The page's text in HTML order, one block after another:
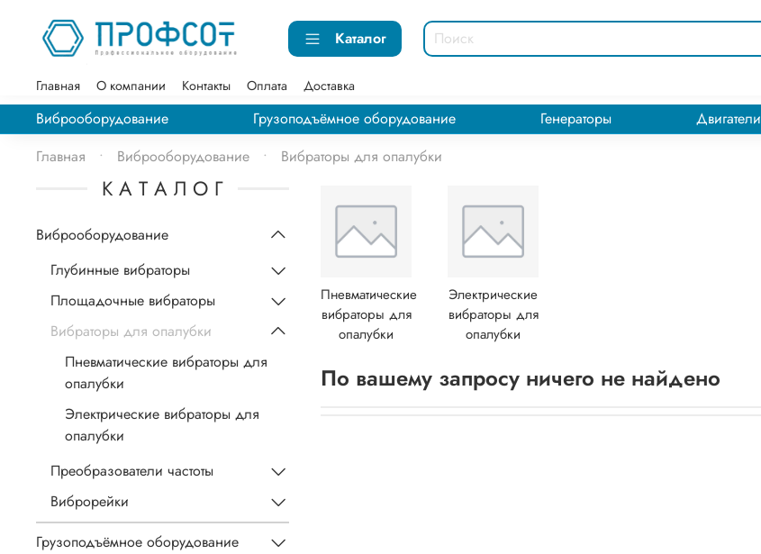
Каталог
Главная О компании Контакты Оплата Доставка
Виброоборудование Грузоподъёмное оборудование Генераторы Двигатели
Главная
Виброоборудование Вибраторы для опалубки
Пневматические
вибраторы для
опалубки
Электрические
вибраторы для
опалубки
По вашему запросу ничего не найдено
К А Т А Л О Г
Виброоборудование
Глубинные вибраторы
Площадочные вибраторы
Вибраторы для опалубки
Пневматические вибраторы для
опалубки
Электрические вибраторы для
опалубки
Преобразователи частоты
Виброрейки
Грузоподъёмное оборудование